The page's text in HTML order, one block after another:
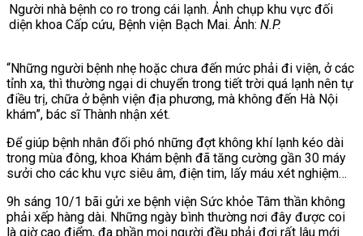
Người nhà bệnh co ro trong cái lạnh. Ảnh chụp khu vực đối
diện khoa Cấp cứu, Bệnh viện Bạch Mai. Ảnh: N.P.
“Những người bệnh nhẹ hoặc chưa đến mức phải đi viện, ở các
tỉnh xa, thì thường ngại di chuyển trong tiết trời quá lạnh nên tự
điều trị, chữa ở bệnh viện địa phương, mà không đến Hà Nội
khám”, bác sĩ Thành nhận xét.
Để giúp bệnh nhân đối phó những đợt không khí lạnh kéo dài
trong mùa đông, khoa Khám bệnh đã tăng cường gần 30 máy
sưởi cho các khu vực siêu âm, điện tim, lấy máu xét nghiệm…
9h sáng 10/1 bãi gửi xe bệnh viện Sức khỏe Tâm thần không
phải xếp hàng dài. Những ngày bình thường nơi đây được coi
là giờ cao điểm, đa phần mọi người đều phải đợi rất lâu mới